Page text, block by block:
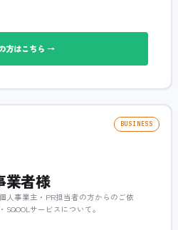
方はこちら →
BUSINESS
業者様
人事業主・PR担当者の方からのご依
サービスについて。